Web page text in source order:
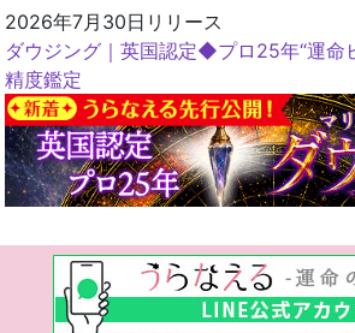
2026年7月30日リリース
ダウジング｜英国認定◆プロ25年“運命
精度鑑定